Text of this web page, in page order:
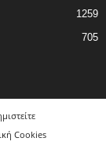
1259
705
Cookies